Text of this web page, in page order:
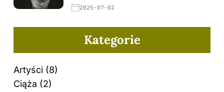
2025-07-02
Kategorie
Artyści (8)
Ciąża (2)